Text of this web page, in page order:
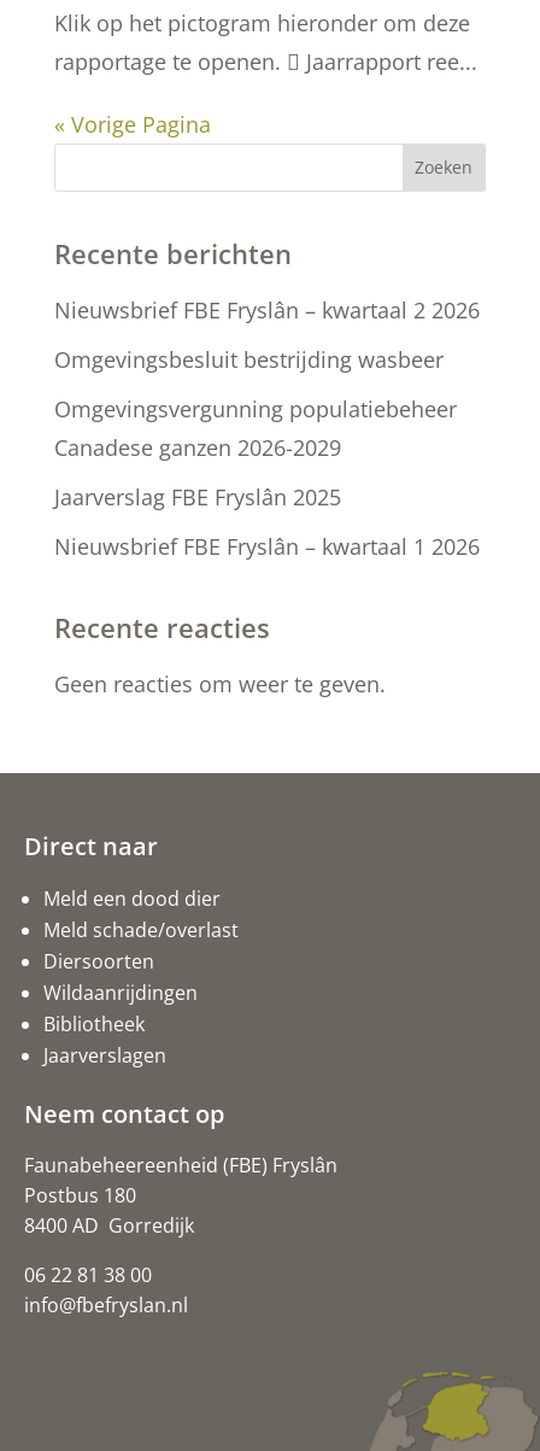
Klik op het pictogram hieronder om deze
rapportage te openen.  Jaarrapport ree...
« Vorige Pagina
Zoeken
Recente berichten
Nieuwsbrief FBE Fryslân – kwartaal 2 2026
Omgevingsbesluit bestrijding wasbeer
Omgevingsvergunning populatiebeheer
Canadese ganzen 2026-2029
Jaarverslag FBE Fryslân 2025
Nieuwsbrief FBE Fryslân – kwartaal 1 2026
Recente reacties
Geen reacties om weer te geven.
Direct naar
Meld een dood dier
Meld schade/overlast
Diersoorten
Wildaanrijdingen
Bibliotheek
Jaarverslagen
Neem contact op
Faunabeheereenheid (FBE) Fryslân
Postbus 180
8400 AD Gorredijk
06 22 81 38 00
info@fbefryslan.nl